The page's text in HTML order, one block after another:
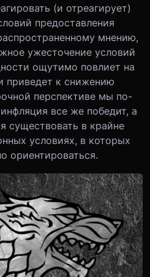
(и отреагирует)
предоставления
мнению,
ужесточение условий
ощутимо повлиет на
приведет к снижению
перспективе мы по-
все же победит, а
существовать в крайне
условиях, в которых
ориентироваться.